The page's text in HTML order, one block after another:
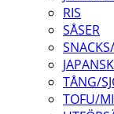
RIS
SÅSER
TÅNG/
TOFU/